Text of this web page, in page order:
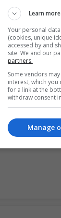
kotas. com.
Learn more
Your personal
(cookies, unique
accessed by and
site. We and our
partners.
Some vendors
interest, which
for a link at the
withdraw consent
Manage